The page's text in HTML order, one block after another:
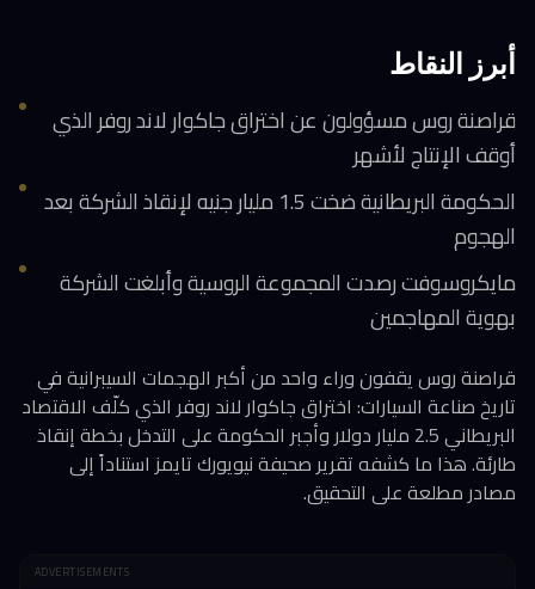
أبرز النقاط
قراصنة روس مسؤولون عن اختراق جاكوار لاند روفر الذي
أوقف الإنتاج لأشهر
الحكومة البريطانية ضخت 1.5 مليار جنيه لإنقاذ الشركة بعد
الهجوم
مايكروسوفت رصدت المجموعة الروسية وأبلغت الشركة
بهوية المهاجمين
قراصنة روس يقفون وراء واحد من أكبر الهجمات السيبرانية في
تاريخ صناعة السيارات: اختراق جاكوار لاند روفر الذي كلّف الاقتصاد
البريطاني 2.5 مليار دولار وأجبر الحكومة على التدخل بخطة إنقاذ
طارئة. هذا ما كشفه تقرير صحيفة نيويورك تايمز استناداً إلى
مصادر مطلعة على التحقيق.
ADVERTISEMENTS